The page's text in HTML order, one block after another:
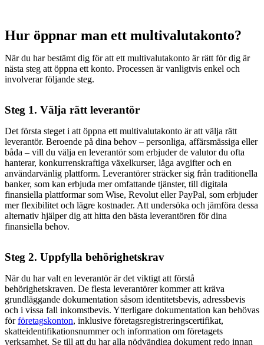
Hur öppnar man ett multivalutakonto?
När du har bestämt dig för att ett multivalutakonto är rätt för dig är
nästa steg att öppna ett konto. Processen är vanligtvis enkel och
involverar följande steg.
Steg 1. Välja rätt leverantör
Det första steget i att öppna ett multivalutakonto är att välja rätt
leverantör. Beroende på dina behov – personliga, affärsmässiga eller
båda – vill du välja en leverantör som erbjuder de valutor du ofta
hanterar, konkurrenskraftiga växelkurser, låga avgifter och en
användarvänlig plattform. Leverantörer sträcker sig från traditionella
banker, som kan erbjuda mer omfattande tjänster, till digitala
finansiella plattformar som Wise, Revolut eller PayPal, som erbjuder
mer flexibilitet och lägre kostnader. Att undersöka och jämföra dessa
alternativ hjälper dig att hitta den bästa leverantören för dina
finansiella behov.
Steg 2. Uppfylla behörighetskrav
När du har valt en leverantör är det viktigt att förstå
behörighetskraven. De flesta leverantörer kommer att kräva
grundläggande dokumentation såsom identitetsbevis, adressbevis
och i vissa fall inkomstbevis. Ytterligare dokumentation kan behövas
förföretagskonton, inklusive företagsregistreringscertifikat,
skatteidentifikationsnummer och information om företagets
verksamhet. Se till att du har alla nödvändiga dokument redo innan